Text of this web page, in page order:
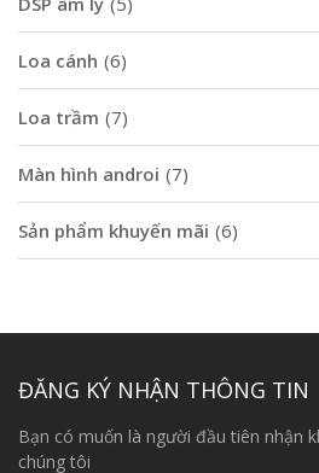
Loa cánh (6)
Loa trầm (7)
Màn hình androi (7)
Sản phẩm khuyến mãi (6)
ĐĂNG KÝ NHẬN THÔNG TIN
Bạn có muốn là người đầu tiên nhận
chúng tôi